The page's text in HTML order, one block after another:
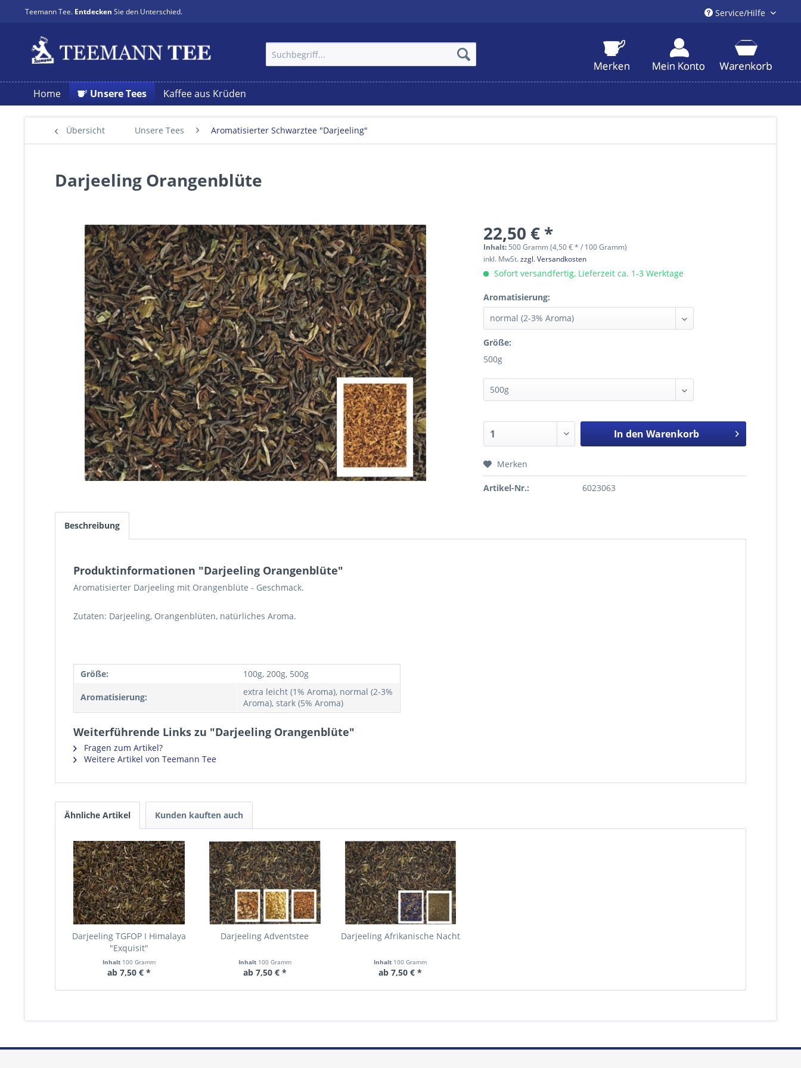
Teemann Tee. Entdecken Sie den Unterschied. Service/Hilfe
Home Unsere Tees Kaffee aus Krüden
Übersicht Unsere Tees Aromatisierter Schwarztee "Darjeeling"
Darjeeling Orangenblüte
22,50 € *
Inhalt: 500 Gramm (4,50 € * / 100 Gramm)
inkl. MwSt.zzgl. Versandkosten
Sofort versandfertig, Lieferzeit ca. 1-3 Werktage
Aromatisierung:
Größe:
500g
In den Warenkorb
Merken
Artikel-Nr.: 6023063
Beschreibung
Produktinformationen "Darjeeling Orangenblüte"
Aromatisierter Darjeeling mit Orangenblüte - Geschmack.
Zutaten: Darjeeling, Orangenblüten, natürliches Aroma.
Größe: 100g, 200g, 500g
Aromatisierung:
extra leicht (1% Aroma), normal (2-3%
Aroma), stark (5% Aroma)
Weiterführende Links zu "Darjeeling Orangenblüte"
Fragen zum Artikel?
Weitere Artikel von Teemann Tee
Ähnliche Artikel Kunden kauften auch
Darjeeling TGFOP I Himalaya
"Exquisit"
Inhalt 100 Gramm
ab 7,50 € *
Darjeeling Adventstee
Inhalt 100 Gramm
ab 7,50 € *
Darjeeling Afrikanische Nacht
Inhalt 100 Gramm
ab 7,50 € *